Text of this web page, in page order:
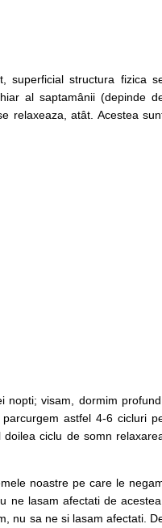
superficial structura fizica
al saptamânii (depinde
relaxeaza, atât. Acestea
visam, dormim profund,
astfel 4-6 cicluri
ciclu de somn
noastre pe care le
ne lasam afectati de acestea.
nu sa ne si lasam afectati.